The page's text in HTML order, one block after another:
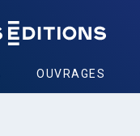
OUVRAGES